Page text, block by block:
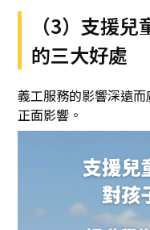
（3）支援
的三大好處
義工服務的影響深遠
正面影響。